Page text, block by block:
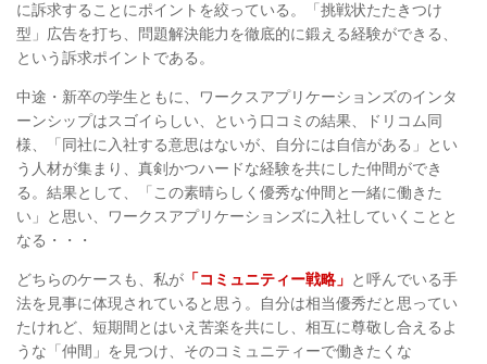
に訴求することにポイントを絞っている。「挑戦状たたきつけ
型」広告を打ち、問題解決能力を徹底的に鍛える経験ができる、
という訴求ポイントである。
中途・新卒の学生ともに、ワークスアプリケーションズのインタ
ーンシップはスゴイらしい、という口コミの結果、ドリコム同
様、「同社に入社する意思はないが、自分には自信がある」とい
う人材が集まり、真剣かつハードな経験を共にした仲間ができ
る。結果として、「この素晴らしく優秀な仲間と一緒に働きた
い」と思い、ワークスアプリケーションズに入社していくことと
なる・・・
どちらのケースも、私が 「コミュニティー戦略」 と呼んでいる手
法を見事に体現されていると思う。自分は相当優秀だと思ってい
たけれど、短期間とはいえ苦楽を共にし、相互に尊敬し合えるよ
うな「仲間」を見つけ、そのコミュニティーで働きたくな